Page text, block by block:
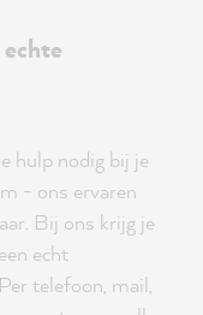
hulp nodig bij je
- ons ervaren
Bij ons krijg je
echt
telefoon, mail,